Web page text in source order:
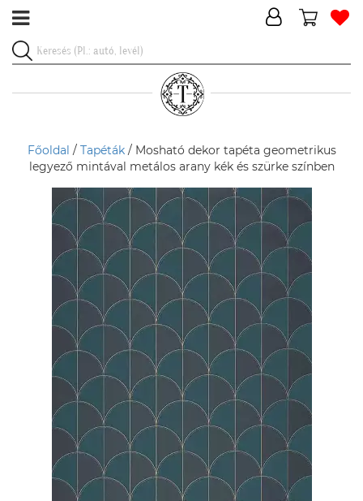
Főoldal / Tapéták/ Mosható dekor tapéta geometrikus
legyező mintával metálos arany kék és szürke színben